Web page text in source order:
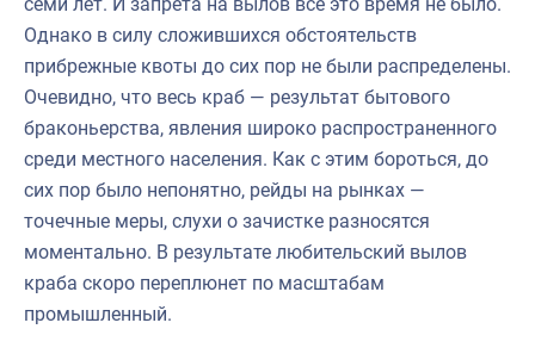
Однако в силу сложившихся обстоятельств
прибрежные квоты до сих пор не были распределены.
Очевидно, что весь краб — результат бытового
браконьерства, явления широко распространенного
среди местного населения. Как с этим бороться, до
сих пор было непонятно, рейды на рынках —
точечные меры, слухи о зачистке разносятся
моментально. В результате любительский вылов
краба скоро переплюнет по масштабам
промышленный.